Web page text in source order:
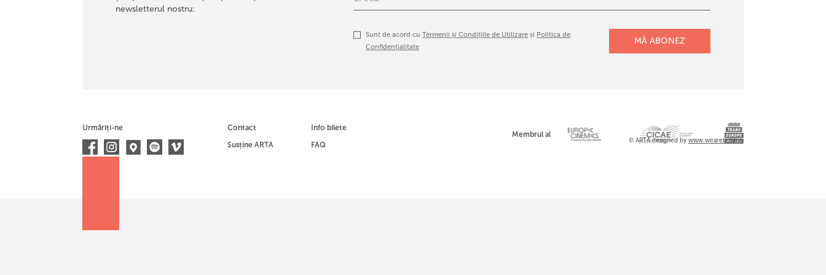
newsletterul nostru:
Sunt de acord cuTermenii și Condițiile de Utilizare și Politica de
Confidențialitate
Urmăriți-ne
Contact
Susține ARTA
Info bilete
FAQ
Membrul al
© ARTA designed by www.wearebold.ro